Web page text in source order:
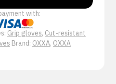
with:
Grip gloves, Cut-resistant
Brand: OXXA, OXXA